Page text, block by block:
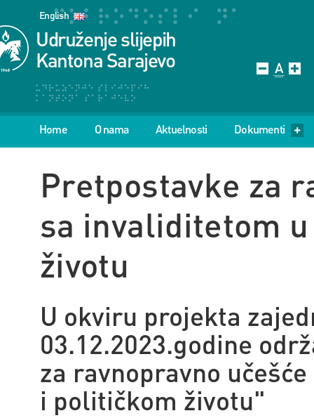
English
Udruženje slijepih
Kantona Sarajevo
Home O nama Aktuelnosti Dokumenti
Pretpostavke za
sa invaliditetom
životu
U okviru projekta
03.12.2023.godine
za ravnopravno
i političkom životu"